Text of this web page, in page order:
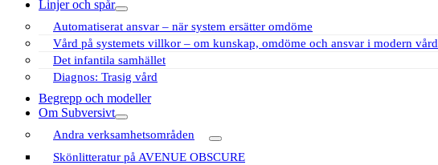
Linjer och spår
öppna
meny
Automatiserat ansvar – när system ersätter omdöme
Vård på systemets villkor – om kunskap, omdöme och ansvar i modern vård
Det infantila samhället
Diagnos: Trasig vård
Begrepp och modeller
Om Subversivt
öppna
meny
Andra verksamhetsområden
öppna
meny
Skönlitteratur på AVENUE OBSCURE